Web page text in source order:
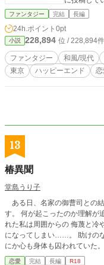
ファンタジー 完結 長編
24h.ポイント 0pt
小説 228,894 位 / 228,894件
ファンタジー 和風/現代
東京
ハッピーエンド
13
椿異聞
堂島うり子
ある日、名家の御曹司との
す。 何が起こったのか理解が
れた私は周囲からの 侮蔑と冷
になってしまい……。 助けのない不条理な世界で唯一優しい王子様にいつの間
恋愛 完結 長編 R18